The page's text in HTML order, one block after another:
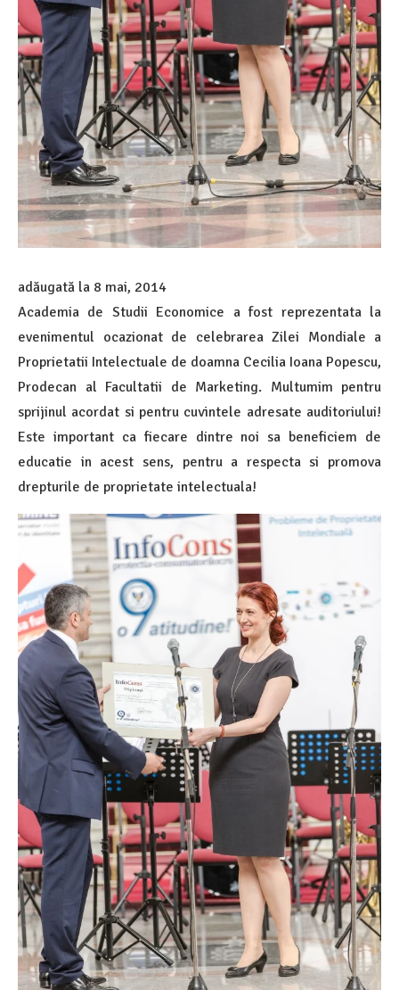
adăugată la 8 mai, 2014
Academia de Studii Economice a fost reprezentata la
evenimentul ocazionat de celebrarea Zilei Mondiale a
Proprietatii Intelectuale de doamna Cecilia Ioana Popescu,
Prodecan al Facultatii de Marketing. Multumim pentru
sprijinul acordat si pentru cuvintele adresate auditoriului!
Este important ca fiecare dintre noi sa beneficiem de
educatie in acest sens, pentru a respecta si promova
drepturile de proprietate intelectuala!